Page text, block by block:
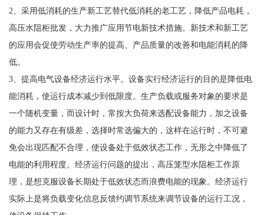
2、采用低消耗的生产新工艺替代低消耗的老工艺，降低产品电耗，
高压水阻柜批发，大力推广应用节电新技术措施。新技术和新工艺
的应用会促使劳动生产率的提高、产品质量的改善和电能消耗的降
低。
3、提高电气设备经济运行水平。设备实行经济运行的目的是降低电
能消耗，使运行成本减少到低限度。生产负载或服务对象的要求是
一个随机变量，而设计时，常按大负荷来选配设备能力，加之设备
的能力又存在有级差，选择时常选偏大的，这样在运行时，不可避
免会出现匹配不合理，使设备处于低效状态工作，无形之中降低了
电能的利用程度。经济运行问题的提出，高压笼型水阻柜工作原
理，是想克服设备长期处于低效状态而浪费电能的现象。经济运行
实际上是将负载变化信息反馈约调节系统来调节设备的运行工况，